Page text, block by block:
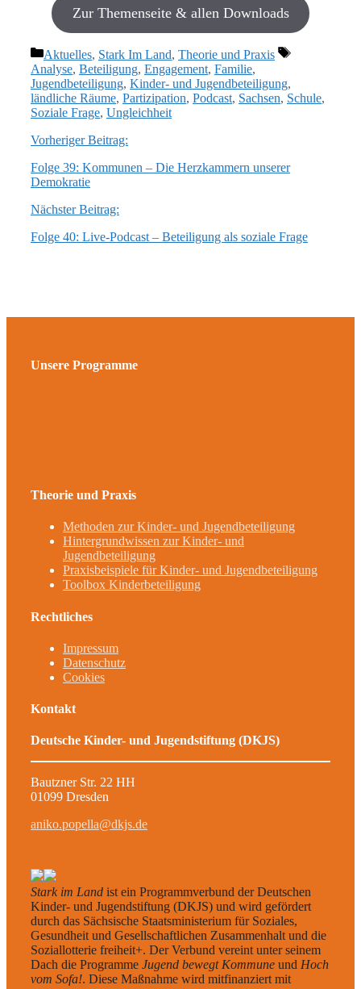
Zur Themenseite & allen Downloads
Kategorien
Aktuelles, Stark Im Land, Theorie und Praxis
Schlagwörter
Analyse, Beteiligung, Engagement, Familie,
Jugendbeteiligung, Kinder- und Jugendbeteiligung,
ländliche Räume, Partizipation, Podcast, Sachsen, Schule,
Soziale Frage, Ungleichheit
Vorheriger Beitrag:
Folge 39: Kommunen – Die Herzkammern unserer
Demokratie
Nächster Beitrag:
Folge 40: Live-Podcast – Beteiligung als soziale Frage
Unsere Programme
Theorie und Praxis
Methoden zur Kinder- und Jugendbeteiligung
Hintergrundwissen zur Kinder- und
Jugendbeteiligung
Praxisbeispiele für Kinder- und Jugendbeteiligung
Toolbox Kinderbeteiligung
Rechtliches
Impressum
Datenschutz
Cookies
Kontakt
Deutsche Kinder- und Jugendstiftung (DKJS)
Bautzner Str. 22 HH
01099 Dresden
aniko.popella@dkjs.de
Stark im Land ist ein Programmverbund der Deutschen
Kinder- und Jugendstiftung (DKJS) und wird gefördert
durch das Sächsische Staatsministerium für Soziales,
Gesundheit und Gesellschaftlichen Zusammenhalt und die
Soziallotterie freiheit+. Der Verbund vereint unter seinem
Dach die Programme Jugend bewegt Kommune und Hoch
vom Sofa!. Diese Maßnahme wird mitfinanziert mit